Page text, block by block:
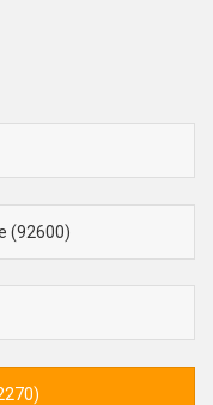
(92600)